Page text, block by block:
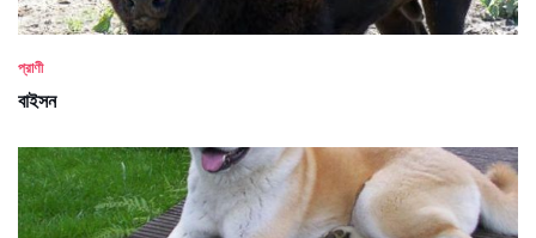
প্রাণী
বাইসন